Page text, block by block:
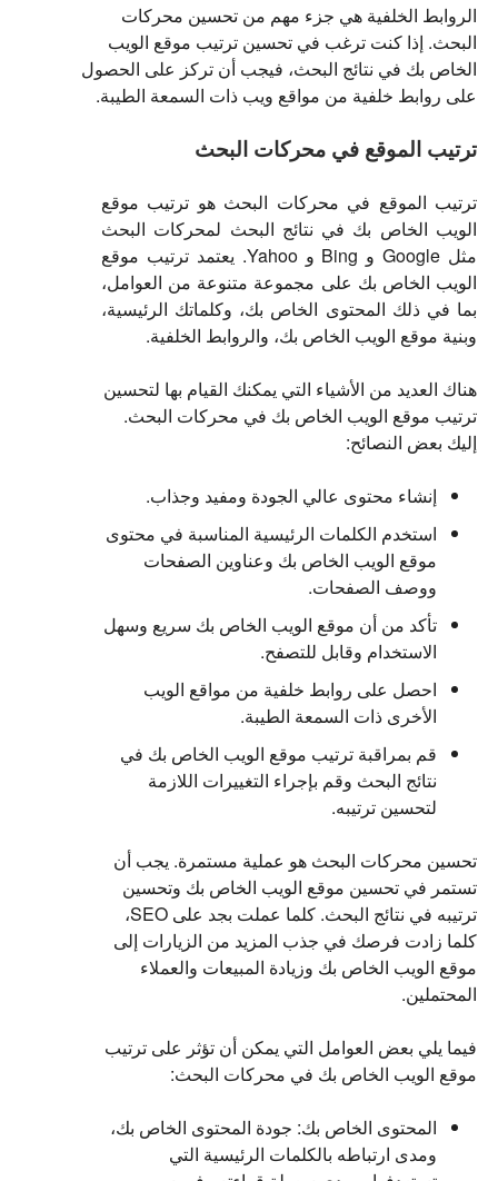
الروابط الخلفية هي جزء مهم من تحسين محركات
البحث. إذا كنت ترغب في تحسين ترتيب موقع الويب
الخاص بك في نتائج البحث، فيجب أن تركز على الحصول
على روابط خلفية من مواقع ويب ذات السمعة الطيبة.
ترتيب الموقع في محركات البحث
ترتيب الموقع في محركات البحث هو ترتيب موقع
الويب الخاص بك في نتائج البحث لمحركات البحث
مثل Google و Bing و Yahoo. يعتمد ترتيب موقع
الويب الخاص بك على مجموعة متنوعة من العوامل،
بما في ذلك المحتوى الخاص بك، وكلماتك الرئيسية،
وبنية موقع الويب الخاص بك، والروابط الخلفية.
هناك العديد من الأشياء التي يمكنك القيام بها لتحسين
ترتيب موقع الويب الخاص بك في محركات البحث.
إليك بعض النصائح:
إنشاء محتوى عالي الجودة ومفيد وجذاب.
استخدم الكلمات الرئيسية المناسبة في محتوى
موقع الويب الخاص بك وعناوين الصفحات
ووصف الصفحات.
تأكد من أن موقع الويب الخاص بك سريع وسهل
الاستخدام وقابل للتصفح.
احصل على روابط خلفية من مواقع الويب
الأخرى ذات السمعة الطيبة.
قم بمراقبة ترتيب موقع الويب الخاص بك في
نتائج البحث وقم بإجراء التغييرات اللازمة
لتحسين ترتيبه.
تحسين محركات البحث هو عملية مستمرة. يجب أن
تستمر في تحسين موقع الويب الخاص بك وتحسين
ترتيبه في نتائج البحث. كلما عملت بجد على SEO،
كلما زادت فرصك في جذب المزيد من الزيارات إلى
موقع الويب الخاص بك وزيادة المبيعات والعملاء
المحتملين.
فيما يلي بعض العوامل التي يمكن أن تؤثر على ترتيب
موقع الويب الخاص بك في محركات البحث:
المحتوى الخاص بك: جودة المحتوى الخاص بك،
ومدى ارتباطه بالكلمات الرئيسية التي